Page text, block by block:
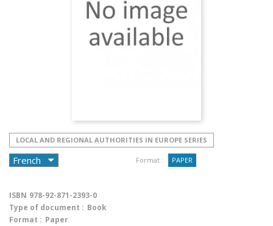
LOCAL AND REGIONAL AUTHORITIES IN EUROPE SERIES
Format : PAPER
ISBN 978-92-871-2393-0
Type of document : Book
Format : Paper